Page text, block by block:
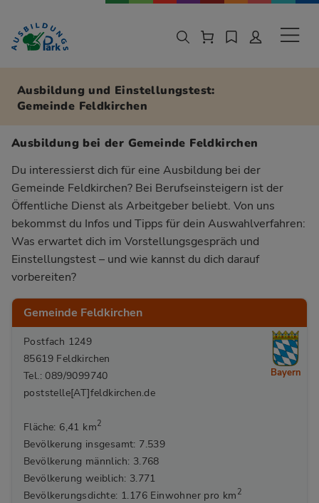
Zur Navigation springen
Zu den Hauptinhalten springen
Ausbildung und Einstellungstest:
Gemeinde Feldkirchen
Ausbildung bei der Gemeinde Feldkirchen
Du interessierst dich für eine Ausbildung bei der
Gemeinde Feldkirchen? Bei Berufseinsteigern ist der
Öffentliche Dienst als Arbeitgeber beliebt. Von uns
bekommst du Infos und Tipps für dein Auswahlverfahren:
Was erwartet dich im Vorstellungsgespräch und
Einstellungstest – und wie kannst du dich darauf
vorbereiten?
Gemeinde Feldkirchen
Postfach 1249
85619 Feldkirchen
Tel.: 089/9099740
poststelle[AT]feldkirchen.de
Fläche: 6,41 km2
Bevölkerung insgesamt: 7.539
Bevölkerung männlich: 3.768
Bevölkerung weiblich: 3.771
Bevölkerungsdichte: 1.176 Einwohner pro km 2
Bayern